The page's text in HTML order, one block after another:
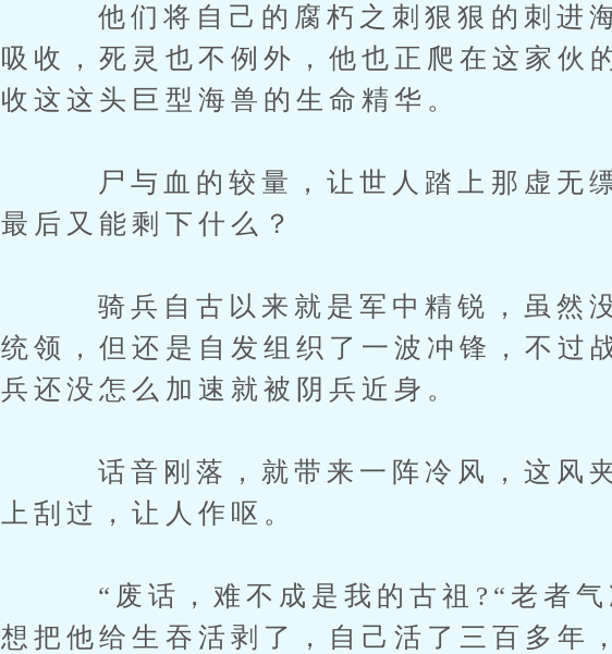
他们将自己的腐朽之刺狠狠的刺进海
吸收，死灵也不例外，他也正爬在这家伙
收这这头巨型海兽的生命精华。
尸与血的较量，让世人踏上那虚无缥
最后又能剩下什么？
骑兵自古以来就是军中精锐，虽然没
统领，但还是自发组织了一波冲锋，不过
兵还没怎么加速就被阴兵近身。
话音刚落，就带来一阵冷风，这风夹
上刮过，让人作呕。
“废话，难不成是我的古祖?“老者气
想把他给生吞活剥了，自己活了三百多年